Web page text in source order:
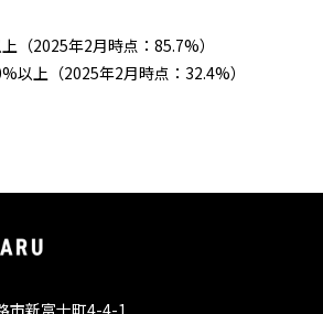
（2025年2月時点：85.7%）
以上（2025年2月時点：32.4%）
市新富士町4-4-1